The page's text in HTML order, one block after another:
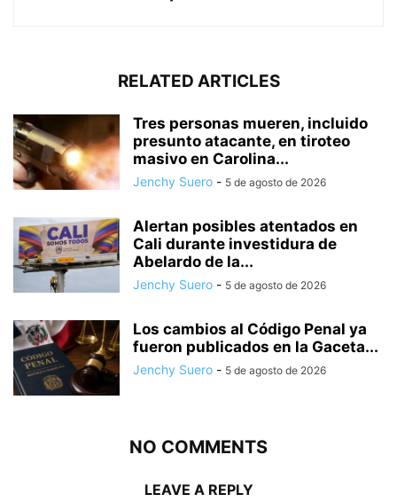
RELATED ARTICLES
Tres personas mueren, incluido
presunto atacante, en tiroteo
masivo en Carolina...
Jenchy Suero - 5 de agosto de 2026
Alertan posibles atentados en
Cali durante investidura de
Abelardo de la...
Jenchy Suero - 5 de agosto de 2026
Los cambios al Código Penal ya
fueron publicados en la Gaceta...
Jenchy Suero - 5 de agosto de 2026
NO COMMENTS
LEAVE A REPLY